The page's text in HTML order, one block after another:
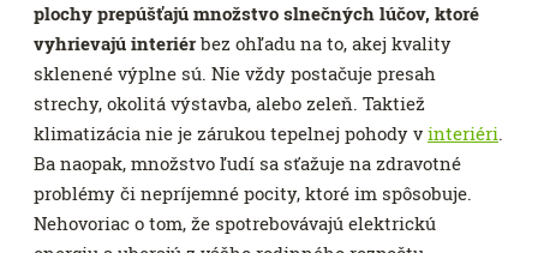
plochy prepúšťajú množstvo slnečných lúčov, ktoré
vyhrievajú interiér bez ohľadu na to, akej kvality
sklenené výplne sú. Nie vždy postačuje presah
strechy, okolitá výstavba, alebo zeleň. Taktiež
klimatizácia nie je zárukou tepelnej pohody v interiéri.
Ba naopak, množstvo ľudí sa sťažuje na zdravotné
problémy či nepríjemné pocity, ktoré im spôsobuje.
Nehovoriac o tom, že spotrebovávajú elektrickú